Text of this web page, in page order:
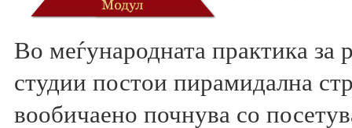
Во меѓународната практика за
студии постои пирамидална
вообичаено почнува со